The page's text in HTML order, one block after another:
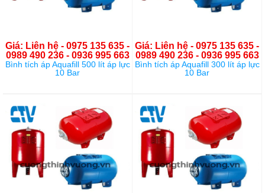
Giá: Liên hệ - 0975 135 635 -
0989 490 236 - 0936 995 663
Bình tích áp Aquafill 500 lít áp lực
10 Bar
Giá: Liên hệ - 0975 135 635 -
0989 490 236 - 0936 995 663
Bình tích áp Aquafill 300 lít áp lực
10 Bar